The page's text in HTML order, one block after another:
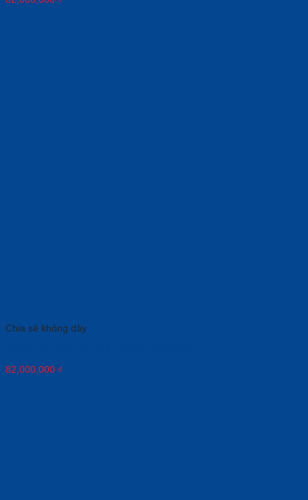
Chia sẻ không dây
82,000,000 ₫